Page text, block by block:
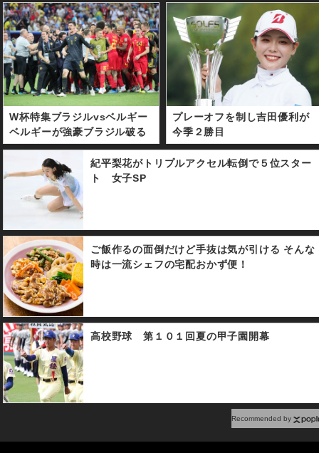
W杯特集ブラジルvsベルギー
ベルギーが強豪ブラジル破る
プレーオフを制し吉田優利が
今季２勝目
紀平梨花がトリプルアクセル転倒で５位スター
ト 女子SP
ご飯作るの面倒だけど手抜は気が引ける そんな
時は一流シェフの宅配おかず便！
高校野球 第１０１回夏の甲子園開幕
Recommended by